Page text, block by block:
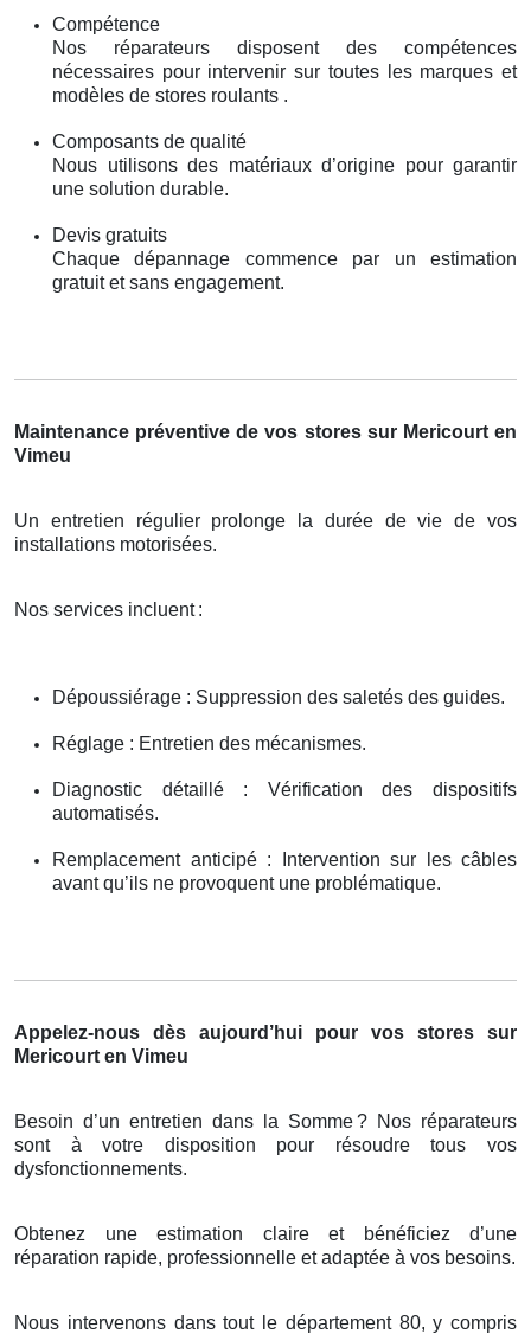
Compétence
Nos réparateurs disposent des compétences
nécessaires pour intervenir sur toutes les marques et
modèles de stores roulants .
Composants de qualité
Nous utilisons des matériaux d’origine pour garantir
une solution durable.
Devis gratuits
Chaque dépannage commence par un estimation
gratuit et sans engagement.
Maintenance préventive de vos stores sur Mericourt en
Vimeu
Un entretien régulier prolonge la durée de vie de vos
installations motorisées.
Nos services incluent :
Dépoussiérage : Suppression des saletés des guides.
Réglage : Entretien des mécanismes.
Diagnostic détaillé : Vérification des dispositifs
automatisés.
Remplacement anticipé : Intervention sur les câbles
avant qu’ils ne provoquent une problématique.
Appelez-nous dès aujourd’hui pour vos stores sur
Mericourt en Vimeu
Besoin d’un entretien dans la Somme? Nos réparateurs
sont à votre disposition pour résoudre tous vos
dysfonctionnements.
Obtenez une estimation claire et bénéficiez d’une
réparation rapide, professionnelle et adaptée à vos besoins.
Nous intervenons dans tout le département 80, y compris